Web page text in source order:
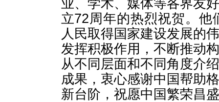
业、学术、媒体等各界友
立72周年的热烈祝贺。他
人民取得国家建设发展的
发挥积极作用，不断推动
从不同层面和不同角度介
成果，衷心感谢中国帮助
新台阶，祝愿中国繁荣昌